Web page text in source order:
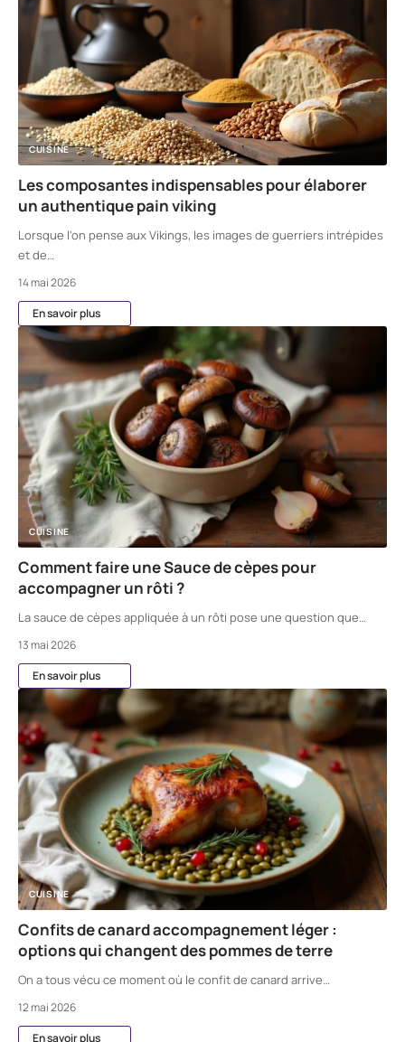
CUISINE
Les composantes indispensables pour élaborer
un authentique pain viking
Lorsque l'on pense aux Vikings, les images de guerriers intrépides
et de
14 mai 2026
En savoir plus
CUISINE
Comment faire une Sauce de cèpes pour
accompagner un rôti ?
La sauce de cèpes appliquée à un rôti pose une question que…
13 mai 2026
En savoir plus
CUISINE
Confits de canard accompagnement léger :
options qui changent des pommes de terre
On a tous vécu ce moment où le confit de canard arrive…
12 mai 2026
En savoir plus